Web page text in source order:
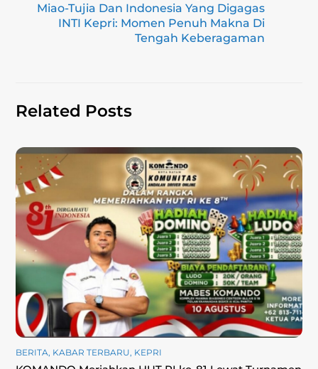
Miao-Tujia Dan Indonesia Yang Digagas
INTI Kepri: Momen Penuh Makna Di
Tengah Keberagaman
Related Posts
BERITA, KABAR TERBARU, KEPRI